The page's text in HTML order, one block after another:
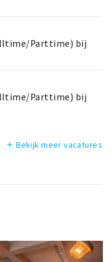
Parttime) bij
Parttime) bij
add Bekijk meer vacatures